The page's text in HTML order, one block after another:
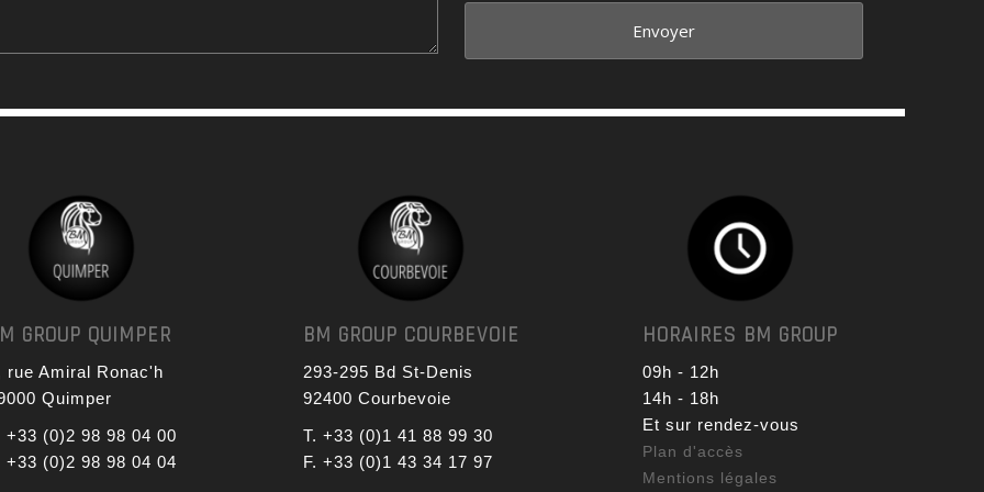
GROUP QUIMPER
rue Amiral Ronac'h
Quimper
+33 (0)2 98 98 04 00
+33 (0)2 98 98 04 04
BM GROUP COURBEVOIE
293-295 Bd St-Denis
92400 Courbevoie
T. +33 (0)1 41 88 99 30
F. +33 (0)1 43 34 17 97
HORAIRES BM GROUP
09h - 12h
14h - 18h
Et sur rendez-vous
Plan d'accès
Mentions légales